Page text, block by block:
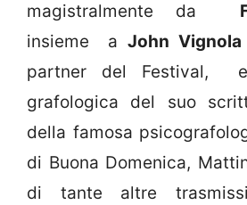
magistralmente da
insieme a John Vignola
partner del Festival, e
grafologica del suo
della famosa
di Buona Domenica,
di tante altre